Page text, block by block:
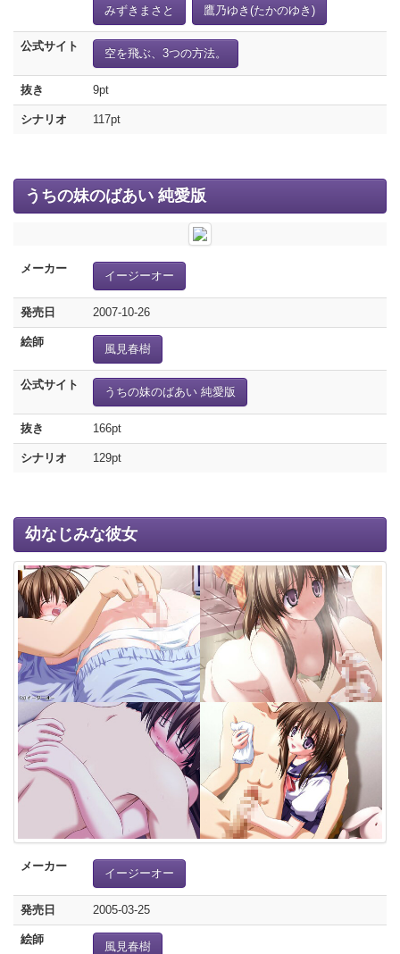
みずきまさと 鷹乃ゆき(たかのゆき)
公式サイト
空を飛ぶ、3つの方法。
抜き 9pt
シナリオ 117pt
うちの妹のばあい 純愛版
メーカー
イージーオー
発売日 2007-10-26
絵師
風見春樹
公式サイト
うちの妹のばあい 純愛版
抜き 166pt
シナリオ 129pt
幼なじみな彼女
メーカー
イージーオー
発売日 2005-03-25
絵師
風見春樹